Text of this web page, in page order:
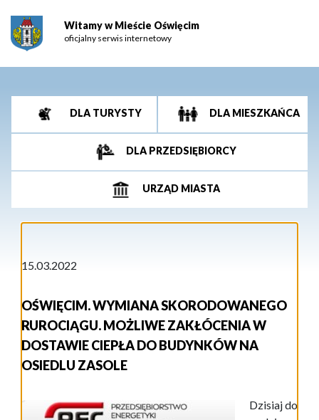
Witamy w Mieście Oświęcim
oficjalny serwis internetowy
DLA TURYSTY DLA MIESZKAŃCA
DLA PRZEDSIĘBIORCY
URZĄD MIASTA
15.03.2022
OŚWIĘCIM. WYMIANA SKORODOWANEGO
RUROCIĄGU. MOŻLIWE ZAKŁÓCENIA W
DOSTAWIE CIEPŁA DO BUDYNKÓW NA
OSIEDLU ZASOLE
Dzisiaj do